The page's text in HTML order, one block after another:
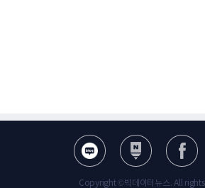
Copyright ©빅데이터뉴스. All rights